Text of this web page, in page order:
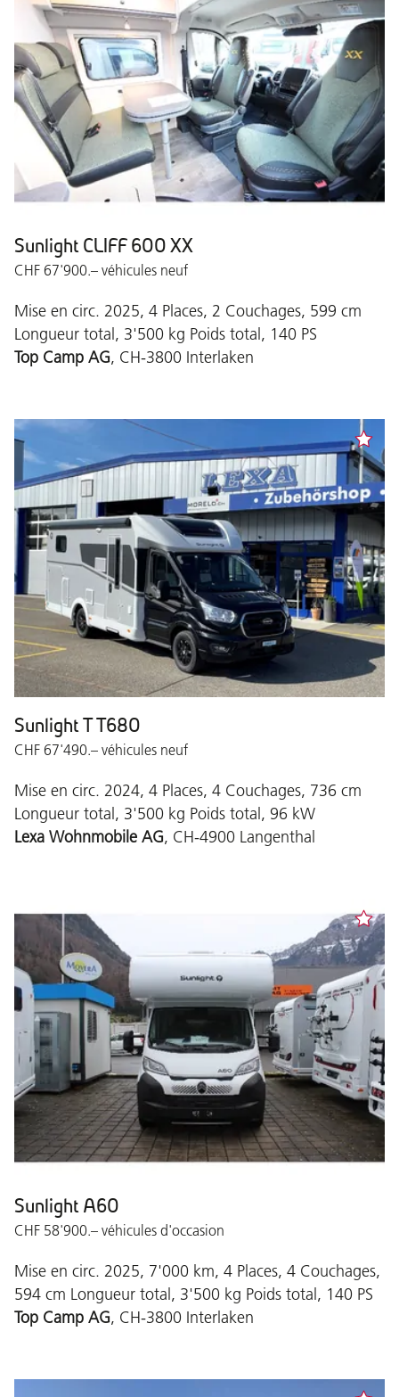
Sunlight CLIFF 600 XX
CHF 67'900.– véhicules neuf
Mise en circ. 2025, 4 Places, 2 Couchages, 599 cm
Longueur total, 3'500 kg Poids total, 140 PS
Top Camp AG, CH-3800 Interlaken
Sunlight T T680
CHF 67'490.– véhicules neuf
Mise en circ. 2024, 4 Places, 4 Couchages, 736 cm
Longueur total, 3'500 kg Poids total, 96 kW
Lexa Wohnmobile AG, CH-4900 Langenthal
Sunlight A60
CHF 58'900.– véhicules d'occasion
Mise en circ. 2025, 7'000 km, 4 Places, 4 Couchages,
594 cm Longueur total, 3'500 kg Poids total, 140 PS
Top Camp AG, CH-3800 Interlaken